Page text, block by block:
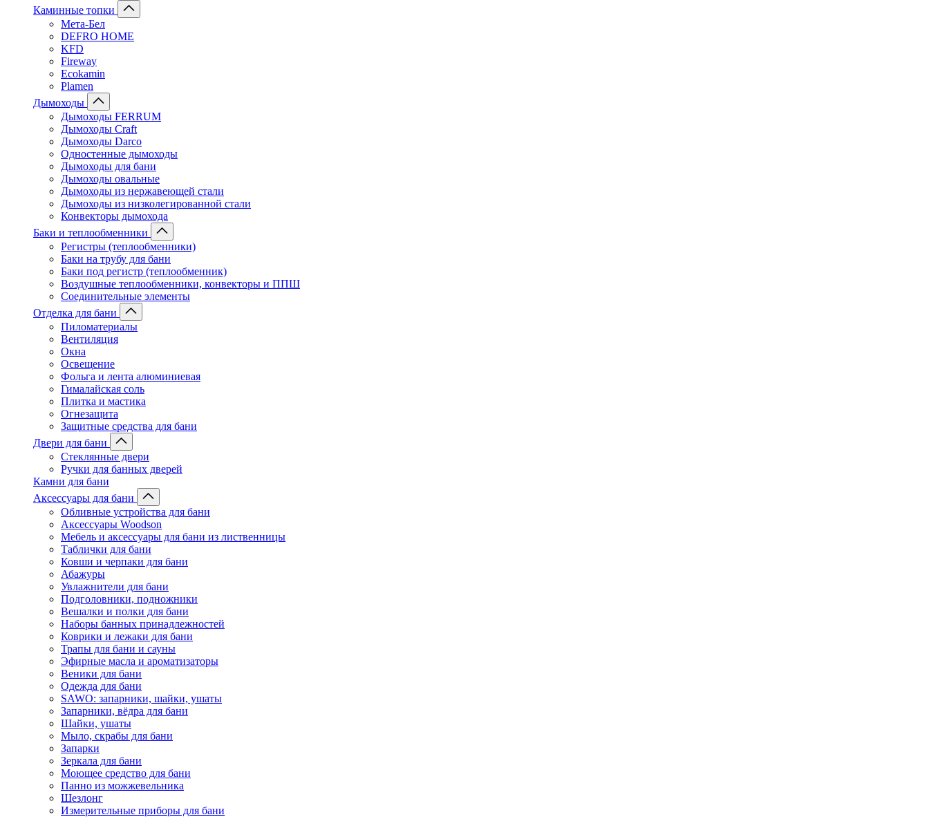
Каминные топки
Мета-Бел
DEFRO HOME
KFD
Fireway
Ecokamin
Plamen
Дымоходы
Дымоходы FERRUM
Дымоходы Craft
Дымоходы Darco
Одностенные дымоходы
Дымоходы для бани
Дымоходы овальные
Дымоходы из нержавеющей стали
Дымоходы из низколегированной стали
Конвекторы дымохода
Баки и теплообменники
Регистры (теплообменники)
Баки на трубу для бани
Баки под регистр (теплообменник)
Воздушные теплообменники, конвекторы и ППШ
Соединительные элементы
Отделка для бани
Пиломатериалы
Вентиляция
Окна
Освещение
Фольга и лента алюминиевая
Гималайская соль
Плитка и мастика
Огнезащита
Защитные средства для бани
Двери для бани
Стеклянные двери
Ручки для банных дверей
Камни для бани
Аксессуары для бани
Обливные устройства для бани
Аксессуары Woodson
Мебель и аксессуары для бани из лиственницы
Таблички для бани
Ковши и черпаки для бани
Абажуры
Увлажнители для бани
Подголовники, подножники
Вешалки и полки для бани
Наборы банных принадлежностей
Коврики и лежаки для бани
Трапы для бани и сауны
Эфирные масла и ароматизаторы
Веники для бани
Одежда для бани
SAWO: запарники, шайки, ушаты
Запарники, вёдра для бани
Шайки, ушаты
Мыло, скрабы для бани
Запарки
Зеркала для бани
Моющее средство для бани
Панно из можжевельника
Шезлонг
Измерительные приборы для бани